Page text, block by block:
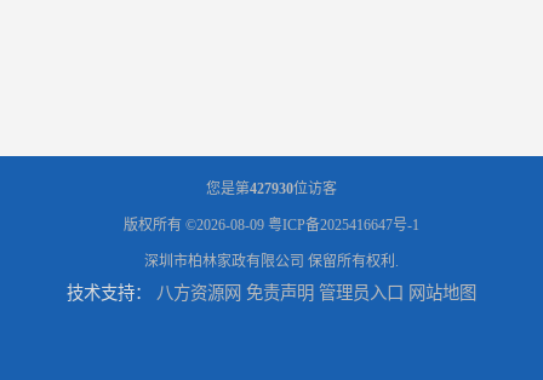
您是第427930位访客
版权所有 ©2026-08-09 粤ICP备2025416647号-1
深圳市柏林家政有限公司 保留所有权利.
技术支持： 八方资源网 免责声明 管理员入口 网站地图